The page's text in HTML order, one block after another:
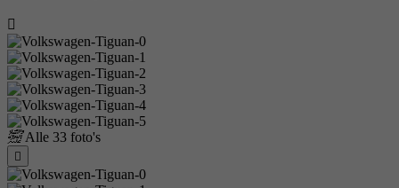
Alle 33 foto's